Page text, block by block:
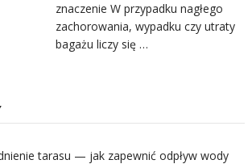
znaczenie W przypadku nagłego
zachorowania, wypadku czy utraty
bagażu liczy się …
tarasu — jak zapewnić odpływ wody